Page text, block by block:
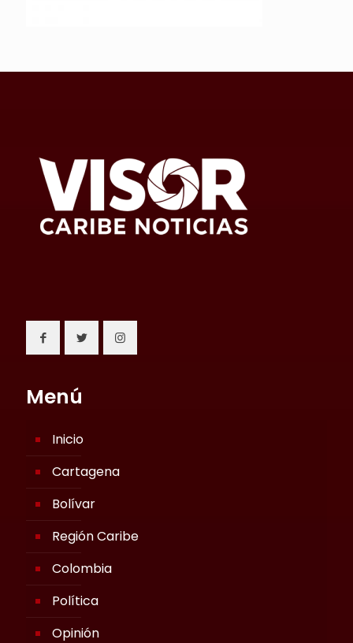
Menú
Inicio
Cartagena
Bolívar
Región Caribe
Colombia
Política
Opinión